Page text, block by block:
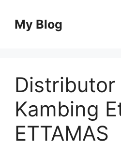
contentMy Blog
Distributor
Kambing
ETTAMAS